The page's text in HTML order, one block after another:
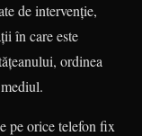
de intervenţie,
în care este
ordinea
pe orice telefon fix